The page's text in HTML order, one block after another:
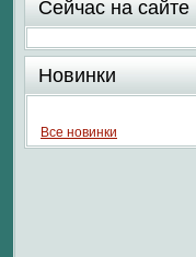
Сейчас на сайте
Новинки
Все новинки